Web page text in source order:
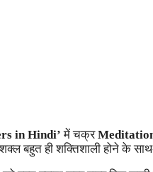
in Hindi’ में चक्र
बहुत ही शक्तिशाली होने के